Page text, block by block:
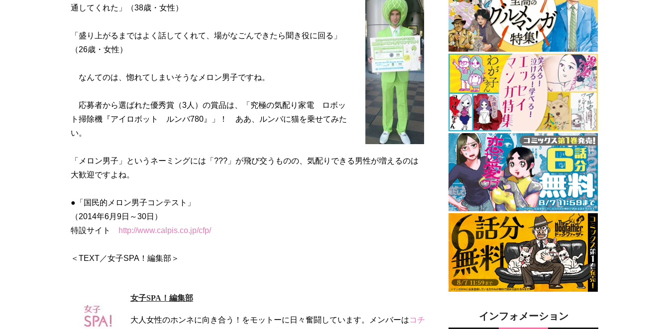
通してくれた」（38歳・女性）
「盛り上がるまではよく話してくれて、場がなごんできたら聞き役に回る」
（26歳・女性）
なんてのは、惚れてしまいそうなメロン男子ですね。
応募者から選ばれた優秀賞（3人）の賞品は、「究極の気配り家電 ロボッ
ト掃除機『アイロボット ルンバ780』」！ ああ、ルンバに猫を乗せてみた
い。
「メロン男子」というネーミングには「???」が飛び交うものの、気配りできる男性が増えるのは
大歓迎ですよね。
●「国民的メロン男子コンテスト」
（2014年6月9日～30日）
特設サイト
http://www.calpis.co.jp/cfp/
＜TEXT／女子SPA！編集部＞
女子SPA！編集部
大人女性のホンネに向き合う！をモットーに日々奮闘しています。メンバーはコチ
インフォメーション